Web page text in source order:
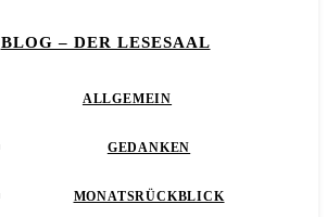
BLOG – DER LESESAAL
ALLGEMEIN
GEDANKEN
MONATSRÜCKBLICK